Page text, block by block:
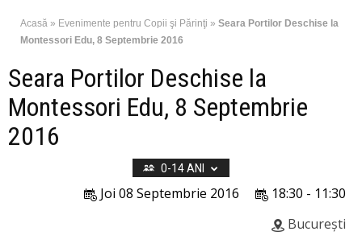
Acasă » Evenimente pentru Copii şi Părinţi » Seara Portilor Deschise la
Montessori Edu, 8 Septembrie 2016
Seara Portilor Deschise la
Montessori Edu, 8 Septembrie
2016
0-14 ANI
18:30 - 11:30
Joi 08 Septembrie 2016
București